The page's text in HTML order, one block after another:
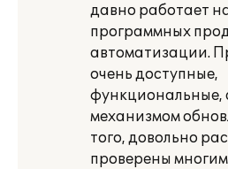
давно работает
программных
автоматизации.
очень доступные,
функциональные,
механизмом
того, довольно
проверены